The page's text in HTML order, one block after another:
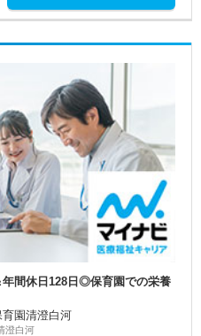
年間休日128日◎保育園での栄養
園清澄白河
澄白河